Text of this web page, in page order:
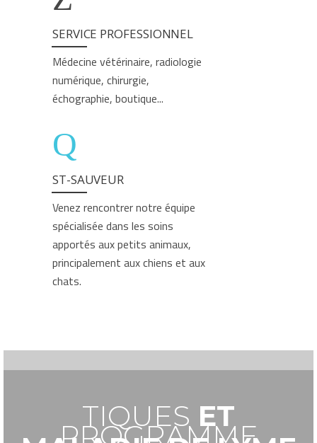
SERVICE PROFESSIONNEL
Médecine vétérinaire, radiologie
numérique, chirurgie,
échographie, boutique...
ST-SAUVEUR
Venez rencontrer notre équipe
spécialisée dans les soins
apportés aux petits animaux,
principalement aux chiens et aux
chats.
TIQUES ET
PROGRAMME